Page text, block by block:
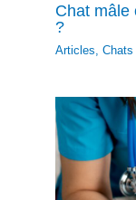
Chat mâle
?
Articles ,Chats